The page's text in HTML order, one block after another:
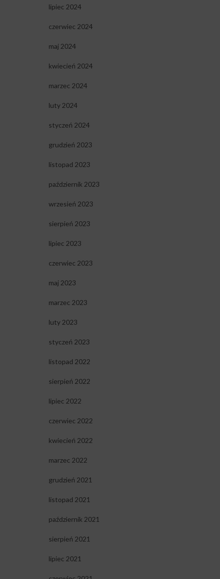
lipiec 2024
czerwiec 2024
maj 2024
kwiecień 2024
marzec 2024
luty 2024
styczeń 2024
grudzień 2023
listopad 2023
październik 2023
wrzesień 2023
sierpień 2023
lipiec 2023
czerwiec 2023
maj 2023
marzec 2023
luty 2023
styczeń 2023
listopad 2022
sierpień 2022
lipiec 2022
czerwiec 2022
kwiecień 2022
marzec 2022
grudzień 2021
listopad 2021
październik 2021
sierpień 2021
lipiec 2021